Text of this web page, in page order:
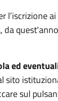
ed
sito
sul